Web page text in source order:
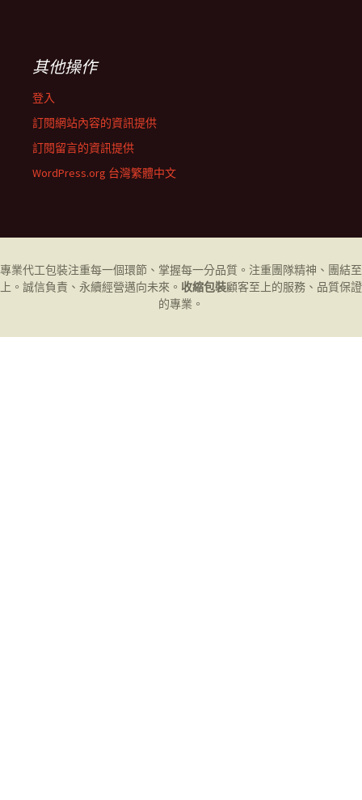
其他操作
登入
訂閱網站內容的資訊提供
訂閱留言的資訊提供
WordPress.org 台灣繁體中文
專業代工包裝注重每一個環節、掌握每一分品質。注重團隊精神、團結至
上。誠信負責、永續經營邁向未來。 收縮包裝顧客至上的服務、品質保證
的專業。